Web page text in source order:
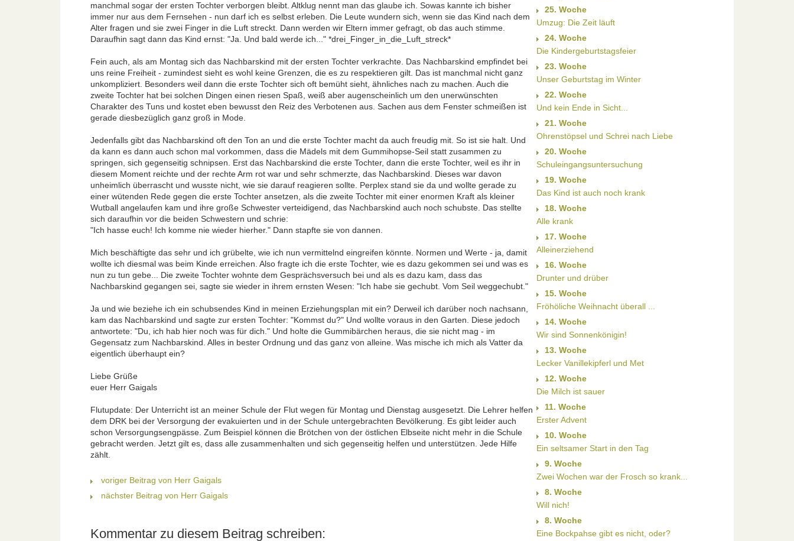
manchmal sogar der ersten Tochter verborgen bleibt. Altklug nennt man das glaube ich. Sowas kannte ich bisher
immer nur aus dem Fernsehen - nun darf ich es selbst erleben. Die Leute wundern sich, wenn sie das Kind nach dem
Alter fragen und sie zwei Finger in die Luft streckt. Dann werden wir Eltern immer gefragt, ob das auch stimme.
Daraufhin sagt dann das Kind ernst: "Ja. Und bald werde ich..." *drei_Finger_in_die_Luft_streck*
Fein auch, als am Montag sich das Nachbarskind mit der ersten Tochter verkrachte. Das Nachbarskind empfindet bei
uns reine Freiheit - zumindest sieht es wohl keine Grenzen, die es zu respektieren gilt. Das ist manchmal nicht ganz
unkompliziert. Besonders weil dann die erste Tochter sich oft bemüht sieht, ähnliches nach zu machen. Auch die
zweite Tochter hat bei solchen Dingen einen riesen Spaß, weiß aber augenscheinlich um den unerwünschten
Charakter des Tuns und kostet eben bewusst den Reiz des Verbotenen aus. Sachen aus dem Fenster schmeißen ist
gerade diesbezüglich ganz groß in Mode.
Jedenfalls gibt das Nachbarskind oft den Ton an und die erste Tochter macht da auch freudig mit. So ist sie halt. Und
da kann es dann auch schon mal vorkommen, dass die Mädels mit dem Gummihopse-Seil statt zusammen zu
springen, sich gegenseitig schnipsen. Erst das Nachbarskind die erste Tochter, dann die erste Tochter, weil es ihr in
diesem Moment reichte und der rechte Arm rot war und sehr schmerzte, das Nachbarskind. Dieses war davon
unheimlich überrascht und wusste nicht, wie sie darauf reagieren sollte. Perplex stand sie da und wollte gerade zu
einer wütenden Rede gegen die erste Tochter ansetzen, als die zweite Tochter mit einer enormen Kraft als kleiner
Wutball angelaufen kam und ihre große Schwester verteidigend, das Nachbarskind auch noch schubste. Das stellte
sich daraufhin vor die beiden Schwestern und schrie:
"Ich hasse euch! Ich komme nie wieder hierher." Dann stapfte sie von dannen.
Mich beschäftigte das sehr und ich grübelte, wie ich nun vermittelnd eingreifen könnte. Normen und Werte - ja, damit
wollte ich diesmal was beim Kinde erreichen. Also fragte ich die erste Tochter, wie es dazu gekommen sei und was es
nun zu tun gebe... Die zweite Tochter wohnte dem Gesprächsversuch bei und als es dazu kam, dass das
Nachbarskind gegangen sei, sagte sie wieder in ihrem ernsten Wesen: "Ich habe sie gechubt. Vom Seil weggechubt."
Ja und wie beziehe ich ein schubsendes Kind in meinen Erziehungsplan mit ein? Derweil ich darüber noch nachsann,
kam das Nachbarskind und sagte zur ersten Tochter: "Kommst du?" Und wollte voraus in den Garten. Diese jedoch
antwortete: "Du, ich hab hier noch was für dich." Und holte die Gummibärchen heraus, die sie nicht mag - im
Gegensatz zum Nachbarskind. Alles in bester Ordnung und das ganz von alleine. Was mische ich mich als Vatter da
eigentlich überhaupt ein?
Liebe Grüße
euer Herr Gaigals
Flutupdate: Der Unterricht ist an meiner Schule der Flut wegen für Montag und Dienstag ausgesetzt. Die Lehrer helfen
dem DRK bei der Versorgung der evakuierten und in der Schule untergebrachten Bevölkerung. Es gibt leider auch
schon Versorgungsengpässe. Zum Beispiel können die Brötchen von der östlichen Elbseite nicht mehr in die Schule
gebracht werden. Jetzt gilt es, dass alle zusammenhalten und sich gegenseitig helfen und unterstützen. Jede Hilfe
zählt.
voriger Beitrag von Herr Gaigals
nächster Beitrag von Herr Gaigals
Kommentar zu diesem Beitrag schreiben:
25. Woche
Umzug: Die Zeit läuft
24. Woche
Die Kindergeburtstagsfeier
23. Woche
Unser Geburtstag im Winter
22. Woche
Und kein Ende in Sicht...
21. Woche
Ohrenstöpsel und Schrei nach Liebe
20. Woche
Schuleingangsuntersuchung
19. Woche
Das Kind ist auch noch krank
18. Woche
Alle krank
17. Woche
Alleinerziehend
16. Woche
Drunter und drüber
15. Woche
Fröhöliche Weihnacht überall ...
14. Woche
Wir sind Sonnenkönigin!
13. Woche
Lecker Vanillekipferl und Met
12. Woche
Die Milch ist sauer
11. Woche
Erster Advent
10. Woche
Ein seltsamer Start in den Tag
9. Woche
Zwei Wochen war der Frosch so krank...
8. Woche
Will nich!
8. Woche
Eine Bockpahse gibt es nicht, oder?